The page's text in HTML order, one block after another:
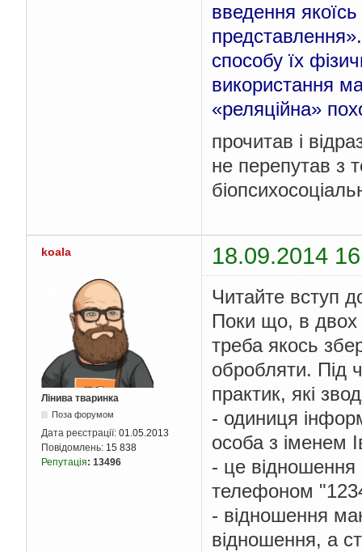
введення
способу їх
використання
«реляційна»
прочитав і
не перепутав з
koala 18.09.2014
Лінива тваринка
Поза форумом
Дата реєстрації: 01.05.2013
Повідомлень: 15 838
Репутація: 13496
Читайте вступ
Поки що, в двох
треба якось
обробляти. Під
практик, які
- одиниця
особа з іменем
- це
телефоном
- відношення
відношення, а